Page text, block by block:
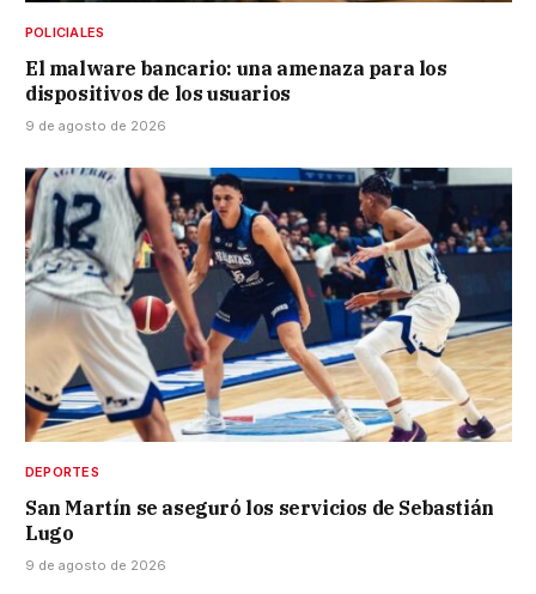
POLICIALES
El malware bancario: una amenaza para los
dispositivos de los usuarios
9 de agosto de 2026
DEPORTES
San Martín se aseguró los servicios de Sebastián
Lugo
9 de agosto de 2026